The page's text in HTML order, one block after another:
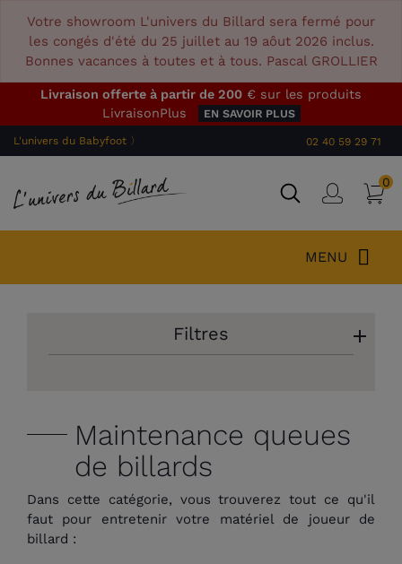
Votre showroom L'univers du Billard sera fermé pour
les congés d'été du 25 juillet au 19 aôut 2026 inclus.
Bonnes vacances à toutes et à tous. Pascal GROLLIER
Livraison offerte à partir de 200 € sur les produits
LivraisonPlus
EN SAVOIR PLUS
L'univers du Babyfoot 〉 02 40 59 29 71
0
MENU
Filtres
Maintenance queues
de billards
Dans cette catégorie, vous trouverez tout ce qu'il
faut pour entretenir votre matériel de joueur de
billard :